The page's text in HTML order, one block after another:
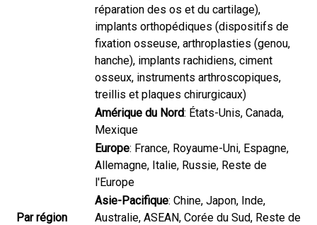
réparation des os et du cartilage),
implants orthopédiques (dispositifs de
fixation osseuse, arthroplasties (genou,
hanche), implants rachidiens, ciment
osseux, instruments arthroscopiques,
treillis et plaques chirurgicaux)
Par région
Amérique du Nord: États-Unis, Canada,
Mexique
Europe: France, Royaume-Uni, Espagne,
Allemagne, Italie, Russie, Reste de
l'Europe
Asie-Pacifique: Chine, Japon, Inde,
Australie, ASEAN, Corée du Sud, Reste de